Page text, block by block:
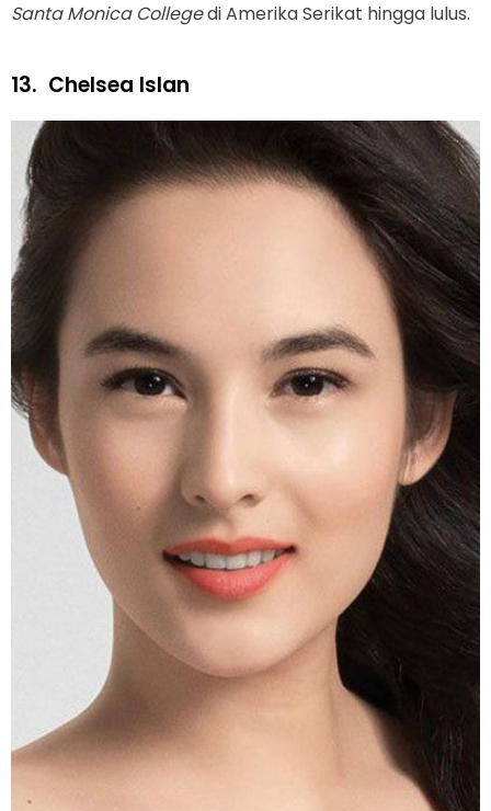
Santa Monica Collegedi Amerika Serikat hingga lulus.
13. Chelsea Islan